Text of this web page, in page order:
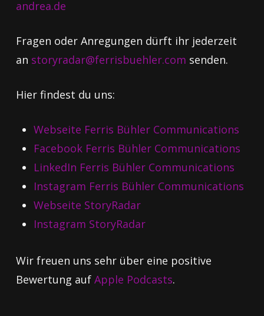
andrea.de
Fragen oder Anregungen dürft ihr jederzeit
an storyradar@ferrisbuehler.com senden.
Hier findest du uns:
Webseite Ferris Bühler Communications
Facebook Ferris Bühler Communications
LinkedIn Ferris Bühler Communications
Instagram Ferris Bühler Communications
Webseite StoryRadar
Instagram StoryRadar
Wir freuen uns sehr über eine positive
Bewertung auf Apple Podcasts.